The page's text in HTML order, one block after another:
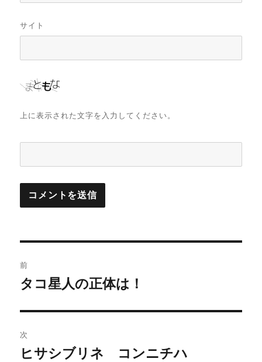
サイト
上に表示された文字を入力してください。
稿
ビ
ゲ
前
前
投
稿:
タコ星人の正体は！
次
次
ヒサシブリネ コンニチハ